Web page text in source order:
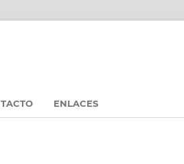
ENLACES